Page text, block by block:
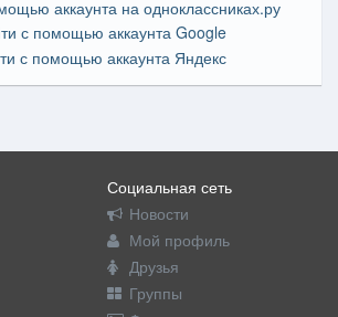
Социальная сеть
Новости
Мой профиль
Друзья
Группы